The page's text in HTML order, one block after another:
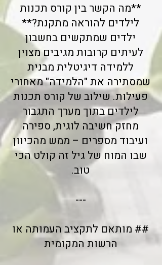
**מה הקשר בין קורס תכנות
לילדים להוראה מתקנת?**
ילדים שמתקשים בחשבון
לעיתים קרובות מגיבים מצוין
ללמידה דיגיטלית מבנית
שמסתירה את "הלמידה" מאחורי
פעילות. שילוב של קורס תכנות
לילדים בתוך מערך התגבור
מחזק חשיבה לוגית, ספירה
ועיבוד מספרים – ממש מהכיוון
שבו המוח של גיל זה קולט הכי
טוב.
---
## מותאם לתקציב העמותה או
הרשות המקומית